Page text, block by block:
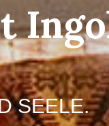
SEELE.